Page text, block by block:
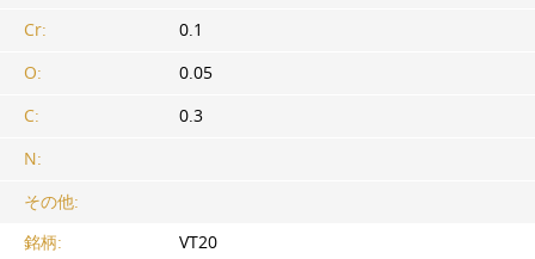
Cr:
0.1
O:
0.05
C:
0.3
N:
その他:
銘柄:
VT20